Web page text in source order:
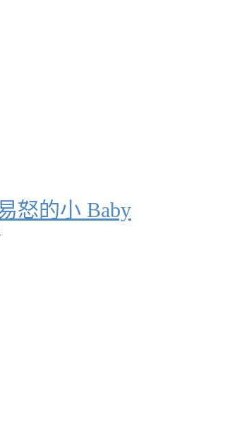
怒的小 Baby